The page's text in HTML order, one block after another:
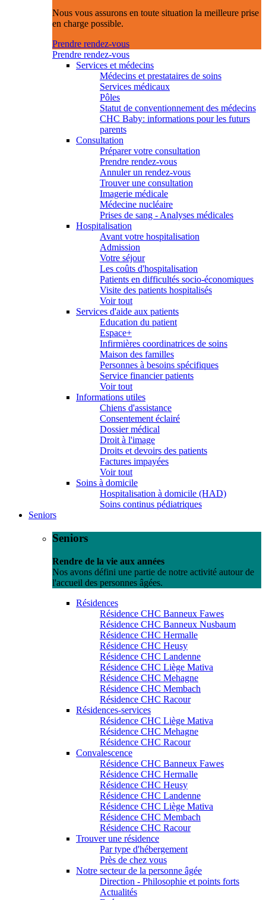
Nous vous assurons en toute situation la meilleure prise
en charge possible.
Prendre rendez-vous
Prendre rendez-vous
Services et médecins
Médecins et prestataires de soins
Services médicaux
Pôles
Statut de conventionnement des médecins
CHC Baby: informations pour les futurs
parents
Consultation
Préparer votre consultation
Prendre rendez-vous
Annuler un rendez-vous
Trouver une consultation
Imagerie médicale
Médecine nucléaire
Prises de sang - Analyses médicales
Hospitalisation
Avant votre hospitalisation
Admission
Votre séjour
Les coûts d'hospitalisation
Patients en difficultés socio-économiques
Visite des patients hospitalisés
Voir tout
Services d'aide aux patients
Education du patient
Espace+
Infirmières coordinatrices de soins
Maison des familles
Personnes à besoins spécifiques
Service financier patients
Voir tout
Informations utiles
Chiens d'assistance
Consentement éclairé
Dossier médical
Droit à l'image
Droits et devoirs des patients
Factures impayées
Voir tout
Soins à domicile
Hospitalisation à domicile (HAD)
Soins continus pédiatriques
Seniors
Seniors
Rendre de la vie aux années
Nos avons défini une partie de notre activité autour de
l'accueil des personnes âgées.
Résidences
Résidence CHC Banneux Fawes
Résidence CHC Banneux Nusbaum
Résidence CHC Hermalle
Résidence CHC Heusy
Résidence CHC Landenne
Résidence CHC Liège Mativa
Résidence CHC Mehagne
Résidence CHC Membach
Résidence CHC Racour
Résidences-services
Résidence CHC Liège Mativa
Résidence CHC Mehagne
Résidence CHC Racour
Convalescence
Résidence CHC Banneux Fawes
Résidence CHC Hermalle
Résidence CHC Heusy
Résidence CHC Landenne
Résidence CHC Liège Mativa
Résidence CHC Membach
Résidence CHC Racour
Trouver une résidence
Par type d'hébergement
Près de chez vous
Notre secteur de la personne âgée
Direction - Philosophie et points forts
Actualités